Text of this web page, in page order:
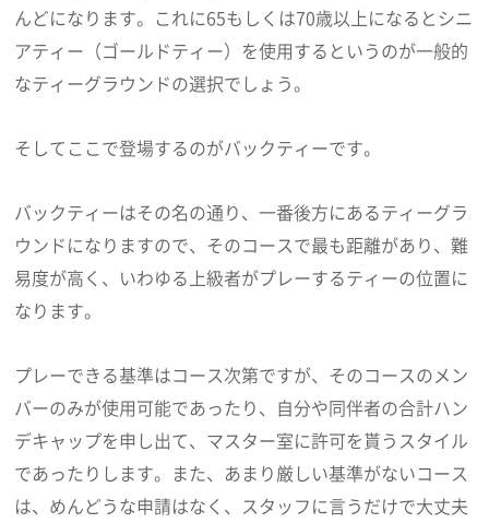
んどになります。これに65もしくは70歳以上になるとシニ
アティー（ゴールドティー）を使用するというのが一般的
なティーグラウンドの選択でしょう。
そしてここで登場するのがバックティーです。
バックティーはその名の通り、一番後方にあるティーグラ
ウンドになりますので、そのコースで最も距離があり、難
易度が高く、いわゆる上級者がプレーするティーの位置に
なります。
プレーできる基準はコース次第ですが、そのコースのメン
バーのみが使用可能であったり、自分や同伴者の合計ハン
デキャップを申し出て、マスター室に許可を貰うスタイル
であったりします。また、あまり厳しい基準がないコース
は、めんどうな申請はなく、スタッフに言うだけで大丈夫